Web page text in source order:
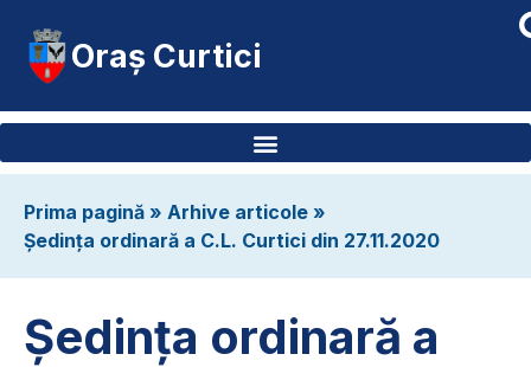
Oraș Curtici
Prima pagină » Arhive articole »
Ședința ordinară a C.L. Curtici din 27.11.2020
Ședința ordinară a